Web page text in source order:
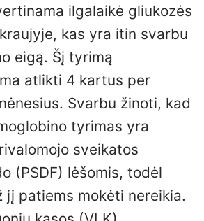
ilgalaikė gliukozės
kas yra itin svarbu
eigą. Šį tyrimą
atlikti 4 kartus per
Svarbu žinoti, kad
tyrimas yra
sveikatos
(PSDF) lėšomis, todėl
jį patiems mokėti nereikia.